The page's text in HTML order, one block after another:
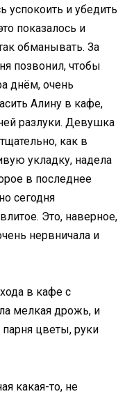
успокоить и убедить
показалось и
обманывать. За
позвонил, чтобы
днём, очень
Алину в кафе,
разлуки. Девушка
как в
укладку, надела
в последнее
сегодня
Это, наверное,
нервничала и
в кафе с
мелкая дрожь, и
парня цветы, руки
какая-то, не